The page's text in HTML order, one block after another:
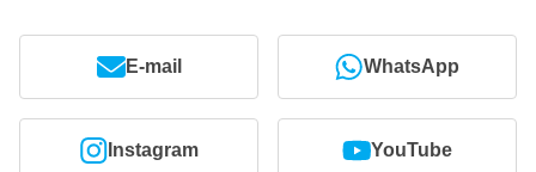
E-mail WhatsApp
Instagram YouTube